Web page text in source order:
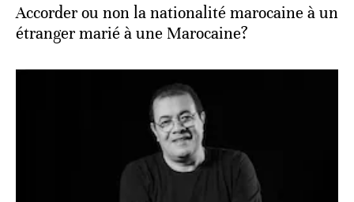
Accorder ou non la nationalité marocaine à un
étranger marié à une Marocaine?